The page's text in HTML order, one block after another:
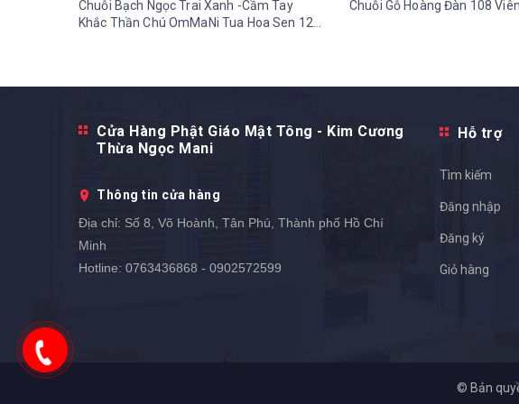
Chuỗi Bạch Ngọc Trai Xanh -Cầm Tay
Khắc Thần Chú OmMaNi Tua Hoa Sen 12
Chuỗi Gỗ Hoàng Đàn 108
Cửa Hàng Phật Giáo Mật Tông - Kim Cương
Thừa Ngọc Mani
Thông tin cửa hàng
Địa chỉ: Số 8, Võ Hoành, Tân Phú, Thành phố Hồ Chí
Minh
Hotline: 0763436868 - 0902572599
Hỗ trợ
Tìm kiếm
Đăng nhập
Đăng ký
Giỏ hàng
© Bản
0902572599